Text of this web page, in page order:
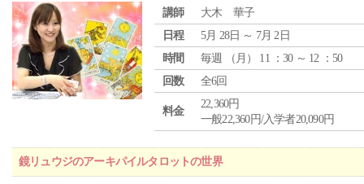
講師
大木 華子
日程
5月 28日 ～ 7月 2日
時間
毎週 （ 月 ） 11 ：30 ～ 12 ：50
回数
全6回
料金
22,360円
一般22,360円/入学者20,090円
鏡リュウジのアーキパイルタロットの世界